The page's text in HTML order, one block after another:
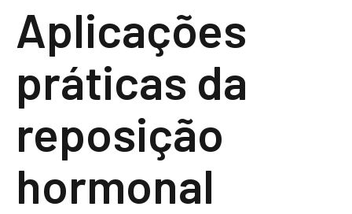
Aplicações
práticas da
reposição
hormonal